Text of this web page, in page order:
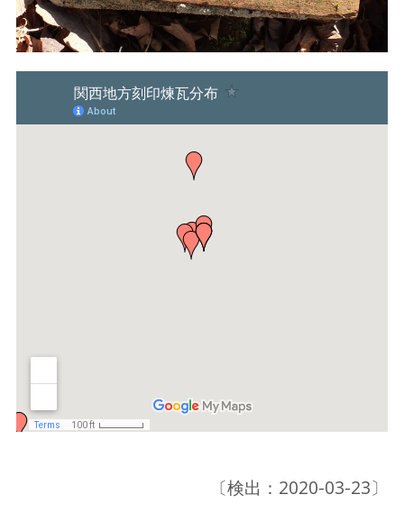
〔検出：2020-03-23〕